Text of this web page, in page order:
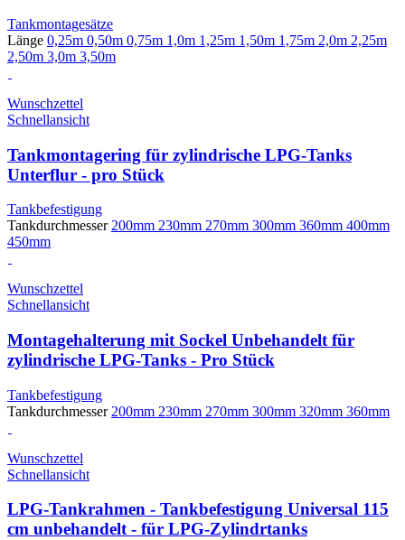
Tankmontagesätze
Länge 0,25m 0,50m 0,75m 1,0m 1,25m 1,50m 1,75m 2,0m 2,25m
2,50m 3,0m 3,50m
Wunschzettel
Schnellansicht
Tankmontagering für zylindrische LPG-Tanks
Unterflur - pro Stück
Tankbefestigung
Tankdurchmesser 200mm 230mm 270mm 300mm 360mm 400mm
450mm
Wunschzettel
Schnellansicht
Montagehalterung mit Sockel Unbehandelt für
zylindrische LPG-Tanks - Pro Stück
Tankbefestigung
Tankdurchmesser 200mm 230mm 270mm 300mm 320mm 360mm
Wunschzettel
Schnellansicht
LPG-Tankrahmen - Tankbefestigung Universal 115
cm unbehandelt - für LPG-Zylindrtanks